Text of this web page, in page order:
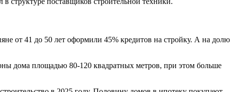
от 41 до 50 лет оформили 45% кредитов на стройку. А на долю
дома площадью 80-120 квадратных метров, при этом больше